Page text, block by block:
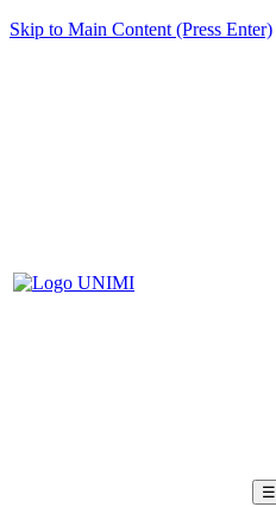
Skip to Main Content (Press Enter)
☰